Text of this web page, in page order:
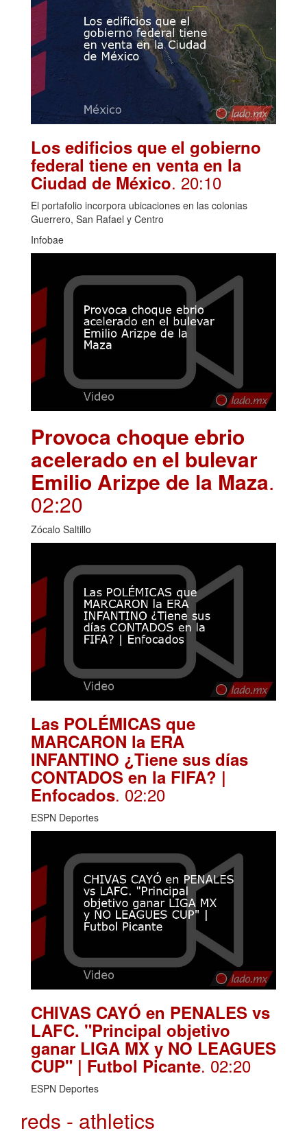
Los edificios que el gobierno
federal tiene en venta en la
Ciudad de México. 20:10
El portafolio incorpora ubicaciones en las colonias
Guerrero, San Rafael y Centro
Infobae
Provoca choque ebrio
acelerado en el bulevar
Emilio Arizpe de la Maza.
02:20
Zócalo Saltillo
Las POLÉMICAS que
MARCARON la ERA
INFANTINO ¿Tiene sus días
CONTADOS en la FIFA? |
Enfocados. 02:20
ESPN Deportes
CHIVAS CAYÓ en PENALES vs
LAFC. "Principal objetivo
ganar LIGA MX y NO LEAGUES
CUP" | Futbol Picante. 02:20
ESPN Deportes
reds - athletics